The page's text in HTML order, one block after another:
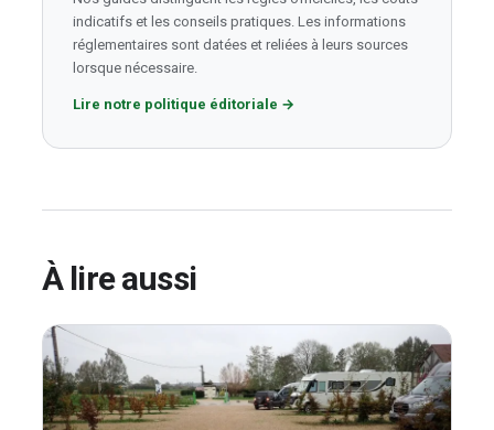
indicatifs et les conseils pratiques. Les informations
réglementaires sont datées et reliées à leurs sources
lorsque nécessaire.
Lire notre politique éditoriale →
À lire aussi